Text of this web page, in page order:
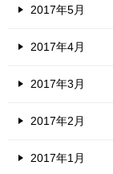
2017年5月
2017年4月
2017年3月
2017年2月
2017年1月